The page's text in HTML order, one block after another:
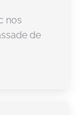
nos
de